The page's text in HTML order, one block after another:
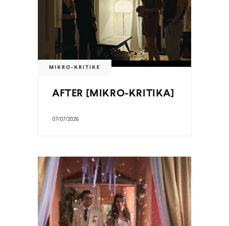
MIKRO-KRITIKE
AFTER [MIKRO-KRITIKA]
07/07/2026